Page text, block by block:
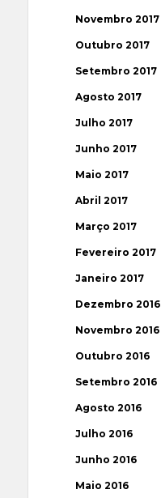
Novembro 2017
Outubro 2017
Setembro 2017
Agosto 2017
Julho 2017
Junho 2017
Maio 2017
Abril 2017
Março 2017
Fevereiro 2017
Janeiro 2017
Dezembro 2016
Novembro 2016
Outubro 2016
Setembro 2016
Agosto 2016
Julho 2016
Junho 2016
Maio 2016